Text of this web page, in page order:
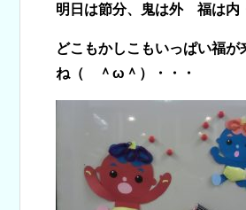
明日は節分、鬼は外 福は内
どこもかしこもいっぱい福が
ね（ ＾ω＾）・・・